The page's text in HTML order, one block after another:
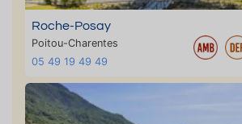
Roche-Posay
Poitou-Charentes
05 49 19 49 49